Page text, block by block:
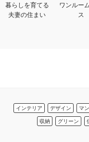
暮らしを育てる
夫妻の住まい
ワンルー
ス
インテリア デザイン マ
収納
グリーン